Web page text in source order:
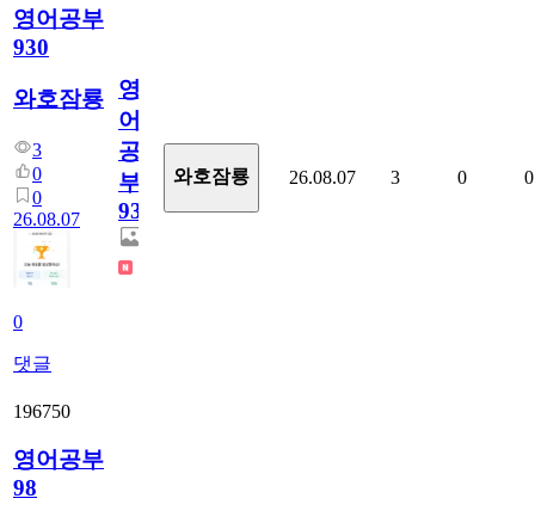
영어공부
930
와호잠룡
3
0
0
26.08.07
0
댓글
영
어
공
부
930
와호잠룡 26.08.07 3 0 0
196750
영어공부
98